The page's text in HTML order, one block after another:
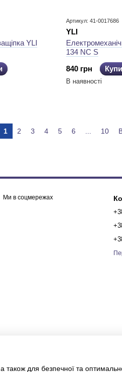
YLI
Артикул: 41-0017686
YLI
134 NC S
840 грн
В наявності
1 2 3 4 5 6 ... 10
Ми в соцмережах
також для безпечної та